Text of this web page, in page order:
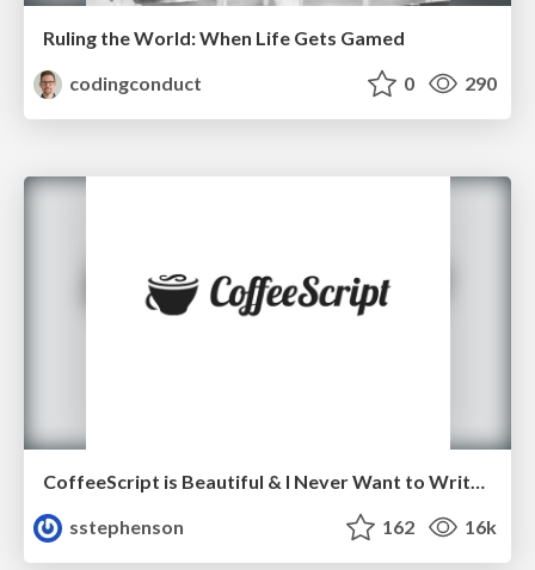
Ruling the World: When Life Gets Gamed
codingconduct
0 290
CoffeeScript is Beautiful & I Never Want to Write Plain JavaScript Again
sstephenson
162 16k